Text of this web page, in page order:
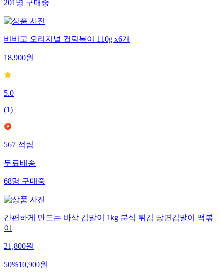
201명구매중
비비고 오리지널 컵떡볶이 110g x6개
18,900원
5.0
(1)
567적립
무료배송
68명구매중
간편하게 만드는 바삭 김말이 1kg 분식 튀김 당면김말이 떡볶
이
21,800원
50%10,900원